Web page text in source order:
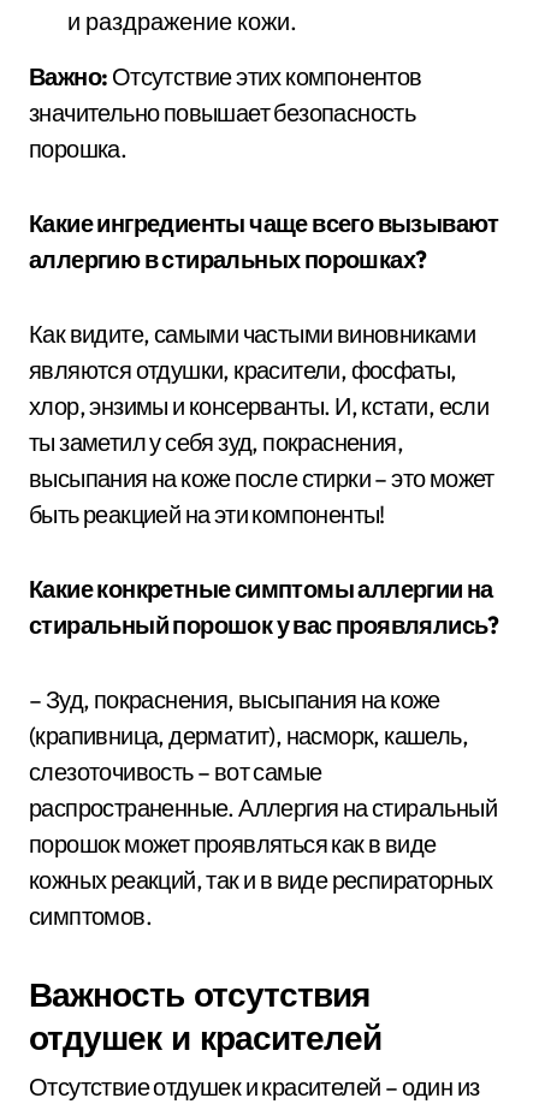
и раздражение кожи.
Важно: Отсутствие этих компонентов
значительно повышает безопасность
порошка.
Какие ингредиенты чаще всего вызывают
аллергию в стиральных порошках?
Как видите, самыми частыми виновниками
являются отдушки, красители, фосфаты,
хлор, энзимы и консерванты. И, кстати, если
ты заметил у себя зуд, покраснения,
высыпания на коже после стирки – это может
быть реакцией на эти компоненты!
Какие конкретные симптомы аллергии на
стиральный порошок у вас проявлялись?
– Зуд, покраснения, высыпания на коже
(крапивница, дерматит), насморк, кашель,
слезоточивость – вот самые
распространенные. Аллергия на стиральный
порошок может проявляться как в виде
кожных реакций, так и в виде респираторных
симптомов.
Важность отсутствия
отдушек и красителей
Отсутствие отдушек и красителей – один из